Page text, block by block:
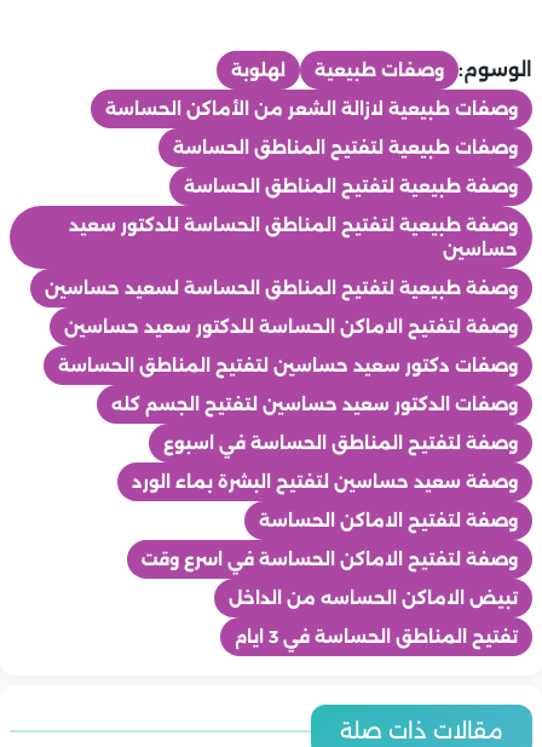
الوسوم: وصفات طبيعية
لهلوبة
وصفات طبيعية لازالة الشعر من الأماكن الحساسة
وصفات طبيعية لتفتيح المناطق الحساسة
وصفة طبيعية لتفتيح المناطق الحساسة
وصفة طبيعية لتفتيح المناطق الحساسة للدكتور سعيد
حساسين
وصفة طبيعية لتفتيح المناطق الحساسة لسعيد حساسين
وصفة لتفتيح الاماكن الحساسة للدكتور سعيد حساسين
وصفات دكتور سعيد حساسين لتفتيح المناطق الحساسة
وصفات الدكتور سعيد حساسين لتفتيح الجسم كله
وصفة لتفتيح المناطق الحساسة في اسبوع
وصفة سعيد حساسين لتفتيح البشرة بماء الورد
وصفة لتفتيح الاماكن الحساسة
وصفة لتفتيح الاماكن الحساسة في اسرع وقت
تبيض الاماكن الحساسه من الداخل
تفتيح المناطق الحساسة في 3 ايام
مقالات ذات صلة
جمال
جمال